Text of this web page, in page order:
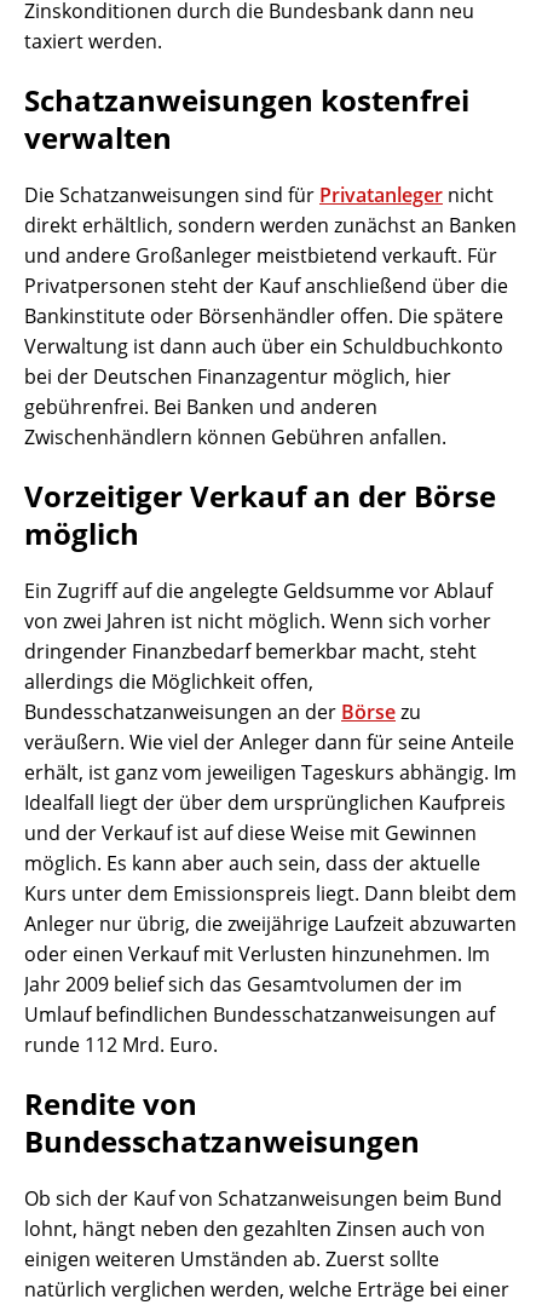
Zinskonditionen durch die Bundesbank dann neu
taxiert werden.
Schatzanweisungen kostenfrei
verwalten
Die Schatzanweisungen sind für Privatanleger nicht
direkt erhältlich, sondern werden zunächst an Banken
und andere Großanleger meistbietend verkauft. Für
Privatpersonen steht der Kauf anschließend über die
Bankinstitute oder Börsenhändler offen. Die spätere
Verwaltung ist dann auch über ein Schuldbuchkonto
bei der Deutschen Finanzagentur möglich, hier
gebührenfrei. Bei Banken und anderen
Zwischenhändlern können Gebühren anfallen.
Vorzeitiger Verkauf an der Börse
möglich
Ein Zugriff auf die angelegte Geldsumme vor Ablauf
von zwei Jahren ist nicht möglich. Wenn sich vorher
dringender Finanzbedarf bemerkbar macht, steht
allerdings die Möglichkeit offen,
Bundesschatzanweisungen an der Börsezu
veräußern. Wie viel der Anleger dann für seine Anteile
erhält, ist ganz vom jeweiligen Tageskurs abhängig. Im
Idealfall liegt der über dem ursprünglichen Kaufpreis
und der Verkauf ist auf diese Weise mit Gewinnen
möglich. Es kann aber auch sein, dass der aktuelle
Kurs unter dem Emissionspreis liegt. Dann bleibt dem
Anleger nur übrig, die zweijährige Laufzeit abzuwarten
oder einen Verkauf mit Verlusten hinzunehmen. Im
Jahr 2009 belief sich das Gesamtvolumen der im
Umlauf befindlichen Bundesschatzanweisungen auf
runde 112 Mrd. Euro.
Rendite von
Bundesschatzanweisungen
Ob sich der Kauf von Schatzanweisungen beim Bund
lohnt, hängt neben den gezahlten Zinsen auch von
einigen weiteren Umständen ab. Zuerst sollte
natürlich verglichen werden, welche Erträge bei einer